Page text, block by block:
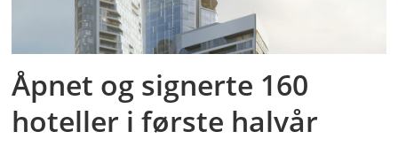
Åpnet og signerte 160
hoteller i første halvår